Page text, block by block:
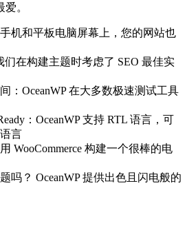
。
机和平​​板电脑屏幕上，您的网站也
们在构建主题时考虑了 SEO 最佳实
：OceanWP 在大多数极速测试工具
：OceanWP 支持 RTL 语言，可
言
WooCommerce 构建一个很棒的电
吗？ OceanWP 提供出色且闪电般的